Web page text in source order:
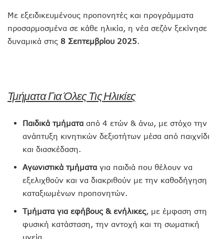
Με εξειδικευμένους προπονητές και προγράμματα
προσαρμοσμένα σε κάθε ηλικία, η νέα σεζόν ξεκίνησε
δυναμικά στις 8 Σεπτεμβρίου 2025.
Τμήματα Για Όλες Τις Ηλικίες
Παιδικά τμήματα από 4 ετών & άνω, με στόχο την
ανάπτυξη κινητικών δεξιοτήτων μέσα από παιχνίδι
και διασκέδαση.
Αγωνιστικά τμήματα για παιδιά που θέλουν να
εξελιχθούν και να διακριθούν με την καθοδήγηση
καταξιωμένων προπονητών.
Τμήματα για εφήβους & ενήλικες, με έμφαση στη
φυσική κατάσταση, την αντοχή και τη σωματική
υγεία.